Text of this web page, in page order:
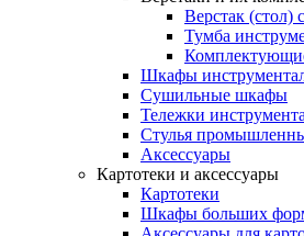
Верстак (стол)
Тумба
Шкафы
Сушильные шкафы
Тележки
Стулья
Аксессуары
Картотеки и аксессуары
Картотеки
Шкафы больших